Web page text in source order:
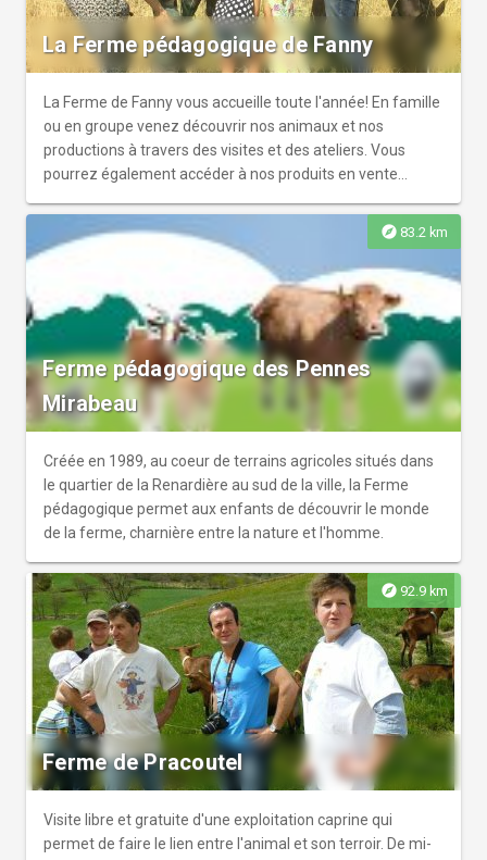
La Ferme pédagogique de Fanny
La Ferme de Fanny vous accueille toute l'année! En famille
ou en groupe venez découvrir nos animaux et nos
productions à travers des visites et des ateliers. Vous
pourrez également accéder à nos produits en vente
explore 83.2 km
Ferme pédagogique des Pennes
Mirabeau
Créée en 1989, au coeur de terrains agricoles situés dans
le quartier de la Renardière au sud de la ville, la Ferme
pédagogique permet aux enfants de découvrir le monde
de la ferme, charnière entre la nature et l'homme.
explore 92.9 km
Ferme de Pracoutel
Visite libre et gratuite d'une exploitation caprine qui
permet de faire le lien entre l'animal et son terroir. De mi-